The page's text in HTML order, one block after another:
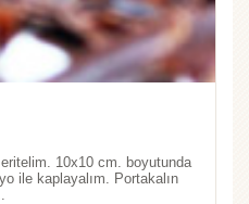
10x10 cm. boyutunda
ile kaplayalım. Portakalın